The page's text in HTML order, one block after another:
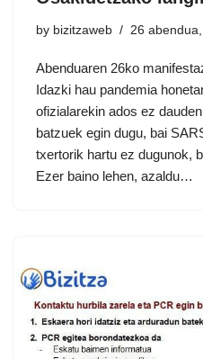
by bizitzaweb 26 abendua,
Abenduaren 26ko
Idazki hau pandemia
ofizialarekin ados ez
batzuek egin dugu, bai
txertorik hartu ez dugunok,
Ezer baino lehen, azaldu…